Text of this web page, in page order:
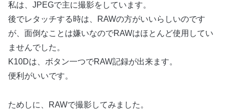
私は、JPEGで主に撮影をしています。
後でレタッチする時は、RAWの方がいいらしいのです
が、面倒なことは嫌いなのでRAWはほとんど使用してい
ませんでした。
K10Dは、ボタン一つでRAW記録が出来ます。
便利がいいです。
ためしに、RAWで撮影してみました。